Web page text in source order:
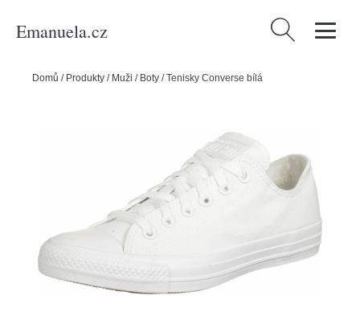
Emanuela.cz Vyhledávání
Domů / Produkty / Muži / Boty /Tenisky Converse bílá